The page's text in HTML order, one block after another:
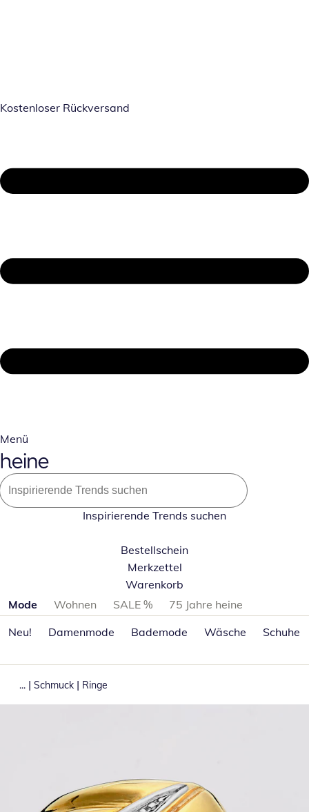
Kostenloser Rückversand
Menü
Inspirierende Trends suchen
Bestellschein
Merkzettel
Warenkorb
Produktkategorien überspringen
Mode Wohnen SALE %
75 Jahre heine
Neu!
Damenmode Bademode Wäsche Schuhe
... | Schmuck | Ringe